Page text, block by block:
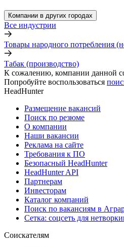
Компании в других городах
Все индустрии
Товары народного потребления
Табак (производство)
К сожалению, компании данной
Попробуйте воспользоваться
HeadHunter
Размещение вакансий
Поиск по резюме
О компании
Наши вакансии
Реклама на сайте
Требования к ПО
Безопасный HeadHunter
HeadHunter API
Партнерам
Инвесторам
Каталог компаний
Поиск по вакансиям в
Сетка: соцсеть для
Соискателям